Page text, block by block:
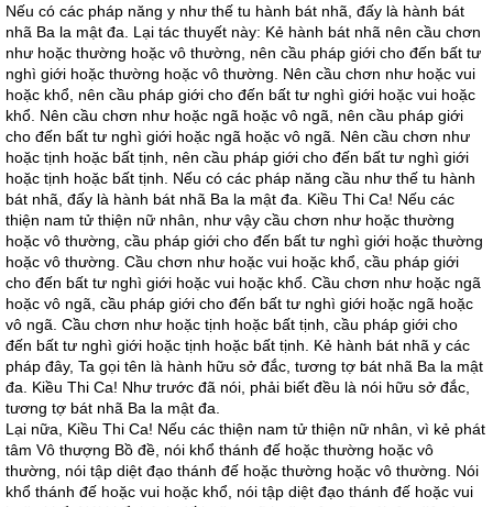
Nếu có các pháp năng y như thế tu hành bát nhã, đấy là hành bát
nhã Ba la mật đa. Lại tác thuyết này: Kẻ hành bát nhã nên cầu chơn
như hoặc thường hoặc vô thường, nên cầu pháp giới cho đến bất tư
nghì giới hoặc thường hoặc vô thường. Nên cầu chơn như hoặc vui
hoặc khổ, nên cầu pháp giới cho đến bất tư nghì giới hoặc vui hoặc
khổ. Nên cầu chơn như hoặc ngã hoặc vô ngã, nên cầu pháp giới
cho đến bất tư nghì giới hoặc ngã hoặc vô ngã. Nên cầu chơn như
hoặc tịnh hoặc bất tịnh, nên cầu pháp giới cho đến bất tư nghì giới
hoặc tịnh hoặc bất tịnh. Nếu có các pháp năng cầu như thế tu hành
bát nhã, đấy là hành bát nhã Ba la mật đa. Kiều Thi Ca! Nếu các
thiện nam tử thiện nữ nhân, như vậy cầu chơn như hoặc thường
hoặc vô thường, cầu pháp giới cho đến bất tư nghì giới hoặc thường
hoặc vô thường. Cầu chơn như hoặc vui hoặc khổ, cầu pháp giới
cho đến bất tư nghì giới hoặc vui hoặc khổ. Cầu chơn như hoặc ngã
hoặc vô ngã, cầu pháp giới cho đến bất tư nghì giới hoặc ngã hoặc
vô ngã. Cầu chơn như hoặc tịnh hoặc bất tịnh, cầu pháp giới cho
đến bất tư nghì giới hoặc tịnh hoặc bất tịnh. Kẻ hành bát nhã y các
pháp đây, Ta gọi tên là hành hữu sở đắc, tương tợ bát nhã Ba la mật
đa. Kiều Thi Ca! Như trước đã nói, phải biết đều là nói hữu sở đắc,
tương tợ bát nhã Ba la mật đa.
Lại nữa, Kiều Thi Ca! Nếu các thiện nam tử thiện nữ nhân, vì kẻ phát
tâm Vô thượng Bồ đề, nói khổ thánh đế hoặc thường hoặc vô
thường, nói tập diệt đạo thánh đế hoặc thường hoặc vô thường. Nói
khổ thánh đế hoặc vui hoặc khổ, nói tập diệt đạo thánh đế hoặc vui